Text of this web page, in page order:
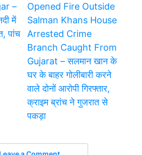
–
में
पांच
Opened Fire Outside
Salman Khans House
Arrested Crime
Branch Caught From
Gujarat – सलमान खान के
घर के बाहर गोलीबारी करने
वाले दोनों आरोपी गिरफ्तार,
क्राइम ब्रांच ने गुजरात से
पकड़ा